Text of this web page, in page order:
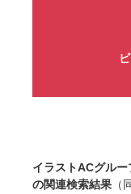
イラストACグルー
の関連検索結果 （